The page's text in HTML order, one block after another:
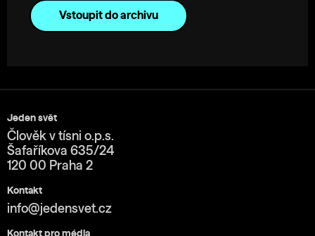
Vstoupit do archivu
Jeden svět
Člověk v tísni o.p.s.
Šafaříkova 635/24
120 00 Praha 2
Kontakt
info@jedensvet.cz
Kontakt pro média